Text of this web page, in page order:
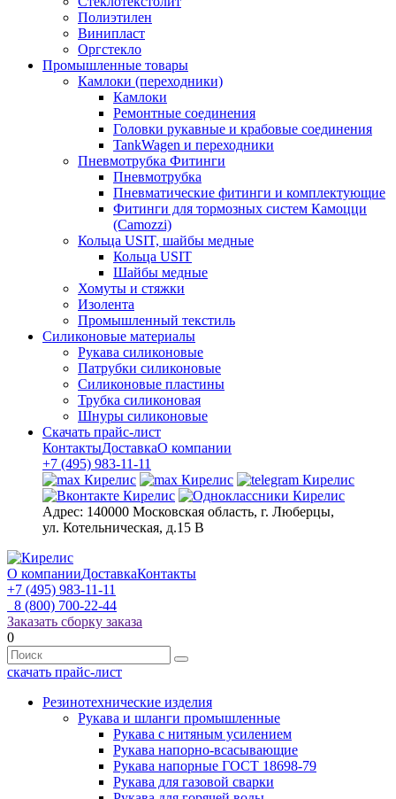
Полиэтилен
Винипласт
Оргстекло
Промышленные товары
Камлоки (переходники)
Камлоки
Ремонтные соединения
Головки рукавные и крабовые соединения
TankWagen и переходники
Пневмотрубка Фитинги
Пневмотрубка
Пневматические фитинги и комплектующие
Фитинги для тормозных систем Камоцци
(Camozzi)
Кольца USIT, шайбы медные
Кольца USIT
Шайбы медные
Хомуты и стяжки
Изолента
Промышленный текстиль
Силиконовые материалы
Рукава силиконовые
Патрубки силиконовые
Силиконовые пластины
Трубка силиконовая
Шнуры силиконовые
Скачать прайс-лист
КонтактыДоставкаО компании
+7 (495) 983-11-11
Адрес: 140000 Московская область, г. Люберцы,
ул. Котельническая, д.15 В
О компанииДоставкаКонтакты
+7 (495) 983-11-11
8 (800) 700-22-44
Заказать сборку заказа
0
скачать прайс-лист
Резинотехнические изделия
Рукава и шланги промышленные
Рукава с нитяным усилением
Рукава напорно-всасывающие
Рукава напорные ГОСТ 18698-79
Рукава для газовой сварки